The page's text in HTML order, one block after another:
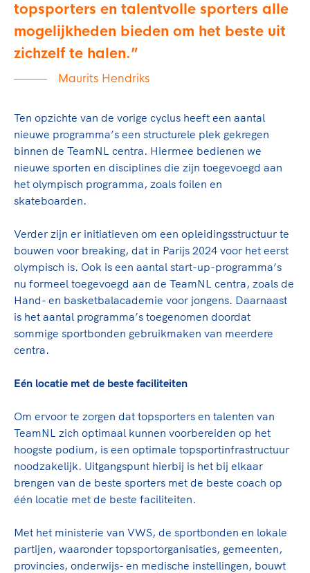
topsporters en talentvolle sporters alle
mogelijkheden bieden om het beste uit
zichzelf te halen.
Maurits Hendriks
Ten opzichte van de vorige cyclus heeft een aantal
nieuwe programma’s een structurele plek gekregen
binnen de TeamNL centra. Hiermee bedienen we
nieuwe sporten en disciplines die zijn toegevoegd aan
het olympisch programma, zoals foilen en
skateboarden.
Verder zijn er initiatieven om een opleidingsstructuur te
bouwen voor breaking, dat in Parijs 2024 voor het eerst
olympisch is. Ook is een aantal start-up-programma’s
nu formeel toegevoegd aan de TeamNL centra, zoals de
Hand- en basketbalacademie voor jongens. Daarnaast
is het aantal programma’s toegenomen doordat
sommige sportbonden gebruikmaken van meerdere
centra.
Eén locatie met de beste faciliteiten
Om ervoor te zorgen dat topsporters en talenten van
TeamNL zich optimaal kunnen voorbereiden op het
hoogste podium, is een optimale topsportinfrastructuur
noodzakelijk. Uitgangspunt hierbij is het bij elkaar
brengen van de beste sporters met de beste coach op
één locatie met de beste faciliteiten.
Met het ministerie van VWS, de sportbonden en lokale
partijen, waaronder topsportorganisaties, gemeenten,
provincies, onderwijs- en medische instellingen, bouwt